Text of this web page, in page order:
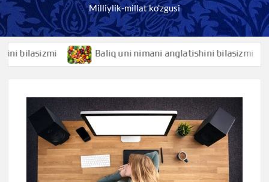
Milliylik-millat ko'zgusi
Baliq uni nimani anglatishini bilasizmi